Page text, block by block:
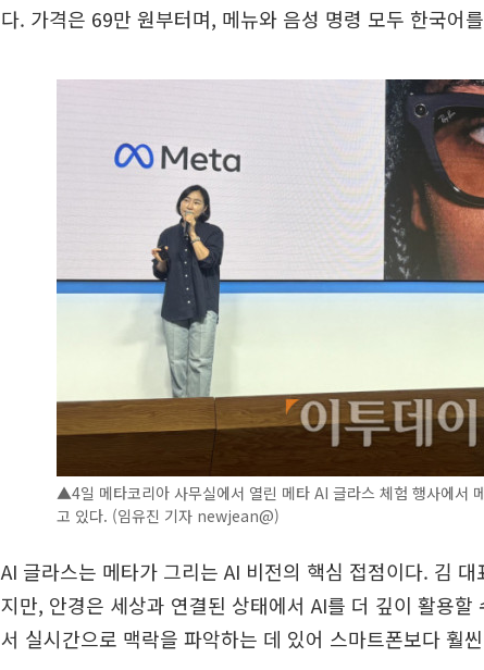
다. 가격은 69만 원부터며, 메뉴와 음성 명령 모두 한국어
▲4일 메타코리아 사무실에서 열린 메타 AI 글라스 체험 행사에서
고 있다. (임유진 기자 newjean@)
AI 글라스는 메타가 그리는 AI 비전의 핵심 접점이다. 김
지만, 안경은 세상과 연결된 상태에서 AI를 더 깊이 활용할
서 실시간으로 맥락을 파악하는 데 있어 스마트폰보다 훨